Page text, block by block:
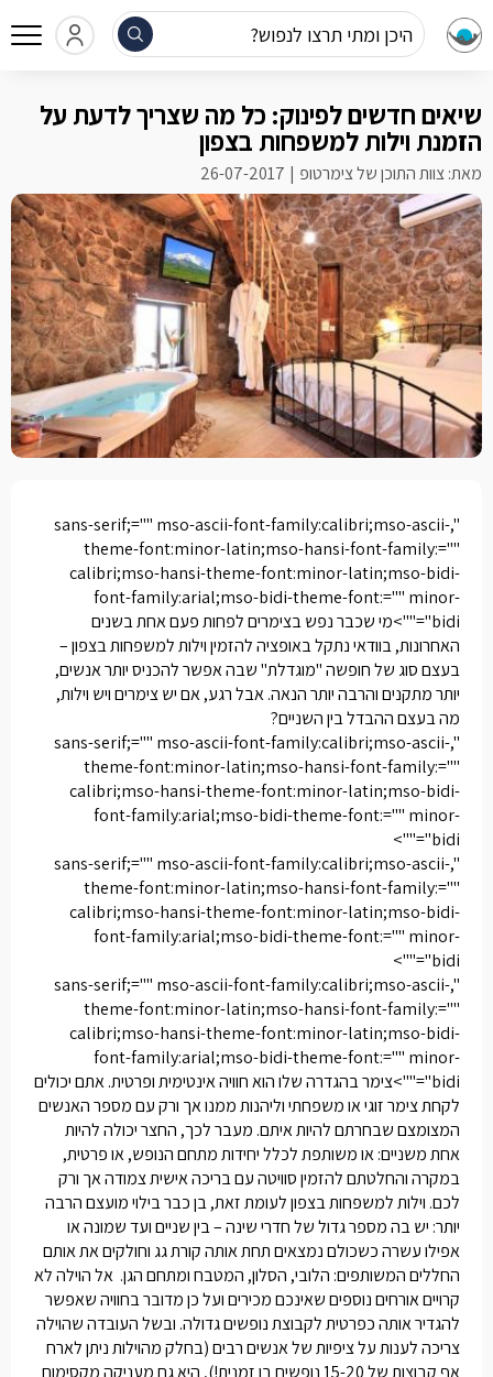
היכן ומתי תרצו לנפוש?
שיאים חדשים לפינוק: כל מה שצריך לדעת על
הזמנת וילות למשפחות בצפון
מאת: צוות התוכן של צימרטופ 26-07-2017
",sans-serif;="" mso-ascii-font-family:calibri;mso-ascii-
theme-font:minor-latin;mso-hansi-font-family:=""
calibri;mso-hansi-theme-font:minor-latin;mso-bidi-
font-family:arial;mso-bidi-theme-font:="" minor-
bidi"="">מי שכבר נפש בצימרים לפחות פעם אחת בשנים
האחרונות, בוודאי נתקל באופציה להזמיןוילות למשפחות בצפון–
בעצם סוג של חופשה "מוגדלת" שבה אפשר להכניס יותר אנשים,
יותר מתקנים והרבה יותר הנאה. אבל רגע, אם יש צימרים ויש וילות,
מה בעצם ההבדל בין השניים?
",sans-serif;="" mso-ascii-font-family:calibri;mso-ascii-
theme-font:minor-latin;mso-hansi-font-family:=""
calibri;mso-hansi-theme-font:minor-latin;mso-bidi-
font-family:arial;mso-bidi-theme-font:="" minor-
bidi"="">
",sans-serif;="" mso-ascii-font-family:calibri;mso-ascii-
theme-font:minor-latin;mso-hansi-font-family:=""
calibri;mso-hansi-theme-font:minor-latin;mso-bidi-
font-family:arial;mso-bidi-theme-font:="" minor-
bidi"="">
",sans-serif;="" mso-ascii-font-family:calibri;mso-ascii-
theme-font:minor-latin;mso-hansi-font-family:=""
calibri;mso-hansi-theme-font:minor-latin;mso-bidi-
font-family:arial;mso-bidi-theme-font:="" minor-
bidi"="">צימר בהגדרה שלו הוא חוויה אינטימית ופרטית. אתם יכולים
לקחת צימר זוגי או משפחתי וליהנות ממנו אך ורק עם מספר האנשים
המצומצם שבחרתם להיות איתם. מעבר לכך, החצר יכולה להיות
אחת משניים: או משותפת לכלל יחידות מתחם הנופש, או פרטית,
במקרה והחלטתם להזמין סוויטה עם בריכה אישית צמודה אך ורק
לכם. וילות למשפחות בצפון לעומת זאת, בן כבר בילוי מועצם הרבה
יותר: יש בה מספר גדול של חדרי שינה – בין שניים ועד שמונה או
אפילו עשרה כשכולם נמצאים תחת אותה קורת גג וחולקים את אותם
החללים המשותפים: הלובי, הסלון, המטבח ומתחם הגן. אל הוילה לא
קרויים אורחים נוספים שאינכם מכירים ועל כן מדובר בחוויה שאפשר
להגדיר אותה כפרטית לקבוצת נופשים גדולה. ובשל העובדה שהוילה
צריכה לענות על ציפיות של אנשים רבים (בחלק מהוילות ניתן לארח
אף קבוצות של 15-20 נופשים בו זמנית!), היא גם מעניקה מקסימום